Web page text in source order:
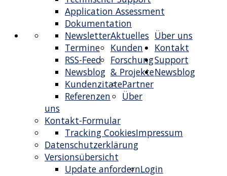
Application Assessment
Dokumentation
Über uns
Aktuelles
Newsletter
Termine
RSS-Feed
Newsblog
Kunden
Kundenzitate
Referenzen
Forschung
& Projekte
Partner
Über
uns
Kontakt
Kontakt-Formular
Impressum
Tracking Cookies
Datenschutzerklärung
Support
Versionsübersicht
Update anfordernLogin
Newsblog